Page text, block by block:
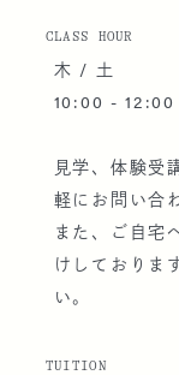
CLASS HOUR
木 / 土
10:00 -
見学、体験受
軽にお問い合
また、ご自宅
けしておりま
い。
TUITION